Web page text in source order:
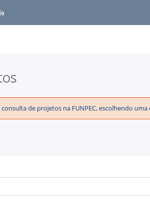
de projetos na FUNPEC, escolhendo